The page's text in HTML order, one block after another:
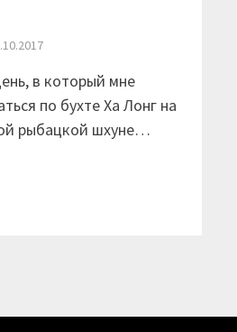
в который мне
по бухте Ха Лонг на
рыбацкой шхуне…